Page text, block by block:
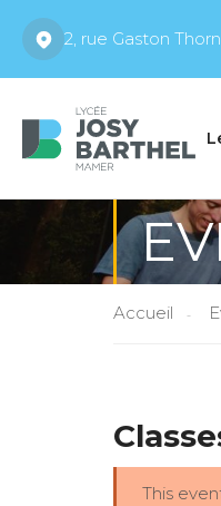
2, rue Gaston
Accueil
This